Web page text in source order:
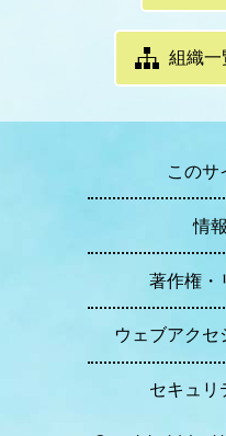
組織一
このサ
情
著作権・
ウェブアクセ
セキュリ